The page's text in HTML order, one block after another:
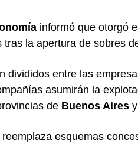
informó que otorgó
tras la apertura de sobres
divididos entre las
asumirán la
de Buenos Aires y
esquemas